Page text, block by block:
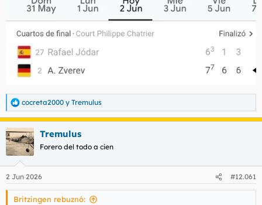
R
e
a
c
c
i
e
s
cocreta2000 y Tremulus
Tremulus
Forero del todo a cien
2 Jun 2026 #12.061
Britzingen rebuznó: